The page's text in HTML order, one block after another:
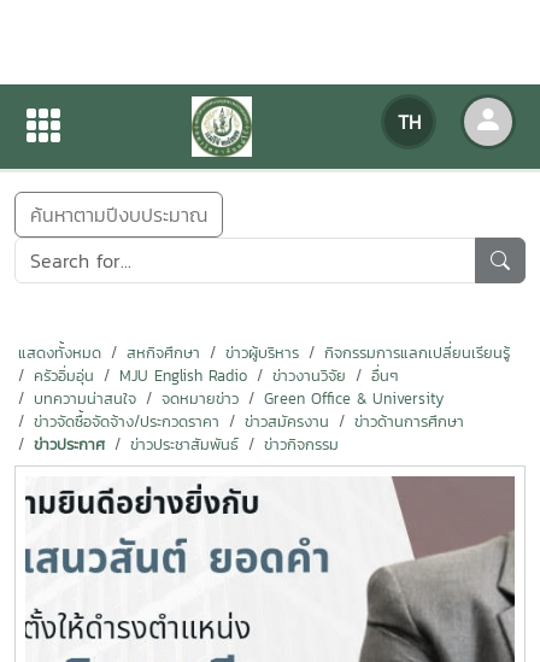
TH
ข่าวสารกิจกรรม
ข่าวสารกิจกรรม
ค้นหาตามปีงบประมาณ
แสดงทั้งหมด สหกิจศึกษา ข่าวผู้บริหาร
กิจกรรมการแลกเปลี่ยนเรียนรู้
ครัวอิ่มอุ่น
MJU English Radio ข่าวงานวิจัย
อื่นๆ
บทความน่าสนใจ
จดหมายข่าว
Green Office & University
ข่าวจัดซื้อจัดจ้าง/ประกวดราคา
ข่าวสมัครงาน
ข่าวด้านการศึกษา
ข่าวประกาศ
ข่าวประชาสัมพันธ์ ข่าวกิจกรรม